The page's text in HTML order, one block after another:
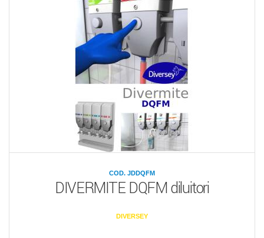
COD. JDDQFM
DIVERMITE DQFM diluitori
DIVERSEY